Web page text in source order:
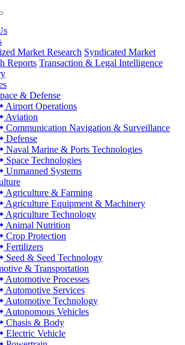
Market Research Syndicated Market
Reports Transaction & Legal Intelligence
& Defense
Airport Operations
Aviation
Communication Navigation & Surveillance
Defense
Naval Marine & Ports Technologies
Space Technologies
Unmanned Systems
Agriculture & Farming
Agriculture Equipment & Machinery
Agriculture Technology
Animal Nutrition
Crop Protection
Fertilizers
Seed & Seed Technology
& Transportation
Automotive Processes
Automotive Services
Automotive Technology
Autonomous Vehicles
Chasis & Body
Electric Vehicle